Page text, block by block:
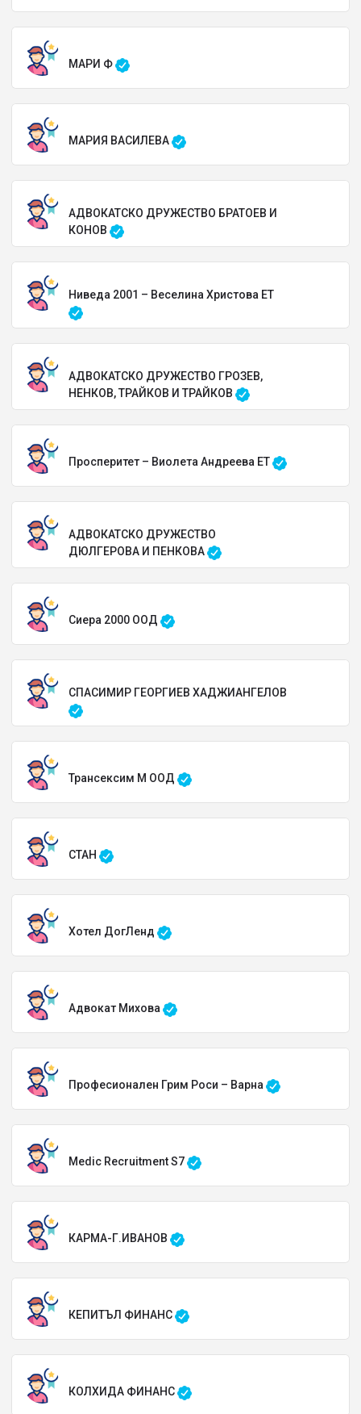
МАРИ Ф
МАРИЯ ВАСИЛЕВА
АДВОКАТСКО ДРУЖЕСТВО БРАТОЕВ И
КОНОВ
Ниведа 2001 – Веселина Христова ЕТ
АДВОКАТСКО ДРУЖЕСТВО ГРОЗЕВ,
НЕНКОВ, ТРАЙКОВ И ТРАЙКОВ
Просперитет – Виолета Андреева ЕТ
АДВОКАТСКО ДРУЖЕСТВО
ДЮЛГЕРОВА И ПЕНКОВА
Сиера 2000 ООД
СПАСИМИР ГЕОРГИЕВ ХАДЖИАНГЕЛОВ
Трансексим М ООД
СТАН
Хотел ДогЛенд
Адвокат Михова
Професионален Грим Роси – Варна
Medic Recruitment S7
КАРМА-Г.ИВАНОВ
КЕПИТЪЛ ФИНАНС
КОЛХИДА ФИНАНС